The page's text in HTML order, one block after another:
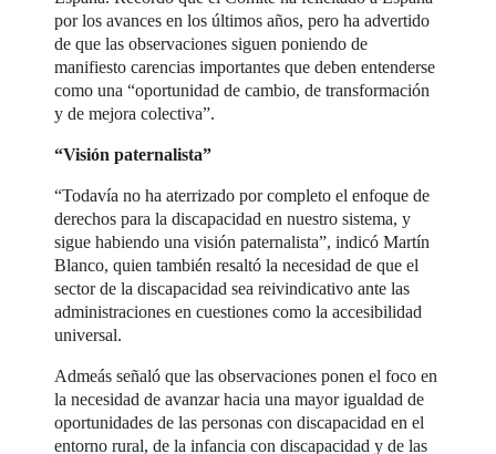
por los avances en los últimos años, pero ha advertido
de que las observaciones siguen poniendo de
manifiesto carencias importantes que deben entenderse
como una “oportunidad de cambio, de transformación
y de mejora colectiva”.
“Visión paternalista”
“Todavía no ha aterrizado por completo el enfoque de
derechos para la discapacidad en nuestro sistema, y
sigue habiendo una visión paternalista”, indicó Martín
Blanco, quien también resaltó la necesidad de que el
sector de la discapacidad sea reivindicativo ante las
administraciones en cuestiones como la accesibilidad
universal.
Admeás señaló que las observaciones ponen el foco en
la necesidad de avanzar hacia una mayor igualdad de
oportunidades de las personas con discapacidad en el
entorno rural, de la infancia con discapacidad y de las